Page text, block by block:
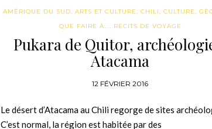
AMÉRIQUE DU SUD, ARTS ET CULTURE, CHILI, CULTURE,
QUE FAIRE À..., RÉCITS DE VOYAGE
Pukara de Quitor,
Atacama
12 FÉVRIER 2016
Le désert d’Atacama au Chili regorge de sites
C’est normal, la région est habitée par des